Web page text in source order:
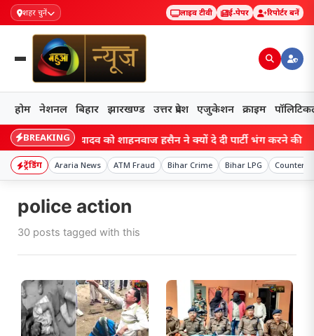
शहर चुनें लाइव टीवी ई-पेपर रिपोर्टर बनें
होम नेशनल बिहार झारखण्ड उत्तर प्रदेश एजुकेशन क्राइम
BREAKING
Bihar: लालू यादव को शाहनवाज हुसैन ने क्यों दे दी पार्टी भंग करने की सलाह?
ट्रेंडिंग Araria News ATM Fraud Bihar Crime Bihar LPG
police action
30 posts tagged with this